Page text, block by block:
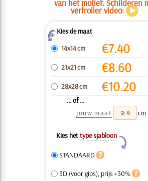
van het motief. Schilderen
verfroller video:
ZKies de maat
14x14 cm
€7.40
21x21 cm €8.60
28x28 cm €10.20
... of ...
jouw maat
cm
Kies hettype sjabloon
Y
STANDAARD
3D (voor gips), prijs +30%